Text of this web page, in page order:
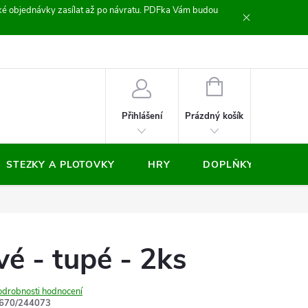
objednávky zasílat až po návratu. PDFka Vám budou
Přihlášení
NÁKUPNÍ
Prázdný košík
STEZKY A PLOTOVKY HRY DOPLŇKY
- tupé - 2ks
hodnocení
244073